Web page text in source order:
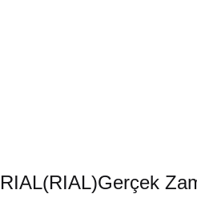
RIAL(RIAL)Gerçek